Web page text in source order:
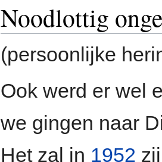
Noodlottig
(persoonlijke
Ook werd er wel
we gingen naar
Het zal in 1952